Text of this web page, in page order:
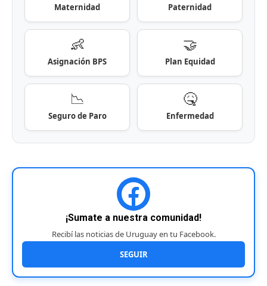
Maternidad Paternidad
👶
Asignación BPS
🤝
Plan Equidad
📉
Seguro de Paro
🤒
Enfermedad
¡Sumate a nuestra comunidad!
Recibí las noticias de Uruguay en tu Facebook.
SEGUIR